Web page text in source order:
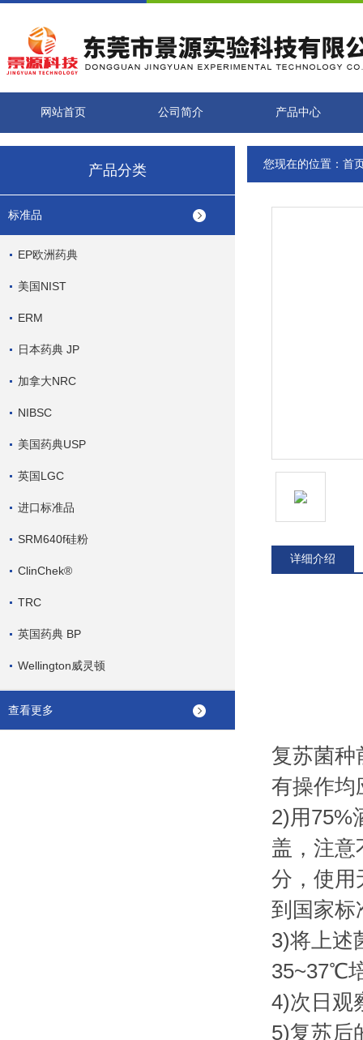
网站首页 公司简介 产品中心
产品分类
标准品
EP欧洲药典
美国NIST
ERM
日本药典 JP
加拿大NRC
NIBSC
美国药典USP
英国LGC
进口标准品
SRM640f硅粉
ClinChek®
TRC
英国药典 BP
Wellington威灵顿
查看更多
您现在的位置： 首
详细介绍
复苏菌种
有操作均
2)用75%
盖，注意
分，使用
到国家标
3)将上述
35~37℃
4)次日观
5)复苏后